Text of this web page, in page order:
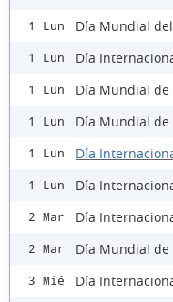
1 Lun Día Mundial
1 Lun Día
1 Lun Día Mundial
1 Lun Día Mundial
1 Lun Día
1 Lun Día
2 Mar Día
2 Mar Día Mundial de
3 Mié Día